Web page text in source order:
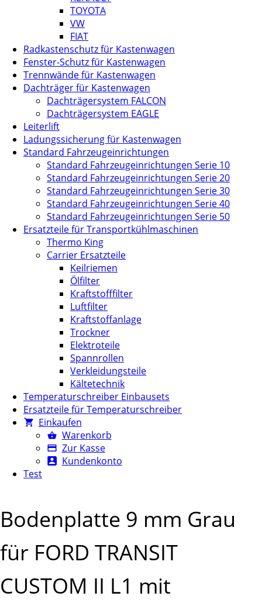
TOYOTA
VW
FIAT
Radkastenschutz für Kastenwagen
Fenster-Schutz für Kastenwagen
Trennwände für Kastenwagen
Dachträger für Kastenwagen
Dachträgersystem FALCON
Dachträgersystem EAGLE
Leiterlift
Ladungssicherung für Kastenwagen
Standard Fahrzeugeinrichtungen
Standard Fahrzeugeinrichtungen Serie 10
Standard Fahrzeugeinrichtungen Serie 20
Standard Fahrzeugeinrichtungen Serie 30
Standard Fahrzeugeinrichtungen Serie 40
Standard Fahrzeugeinrichtungen Serie 50
Ersatzteile für Transportkühlmaschinen
Thermo King
Carrier Ersatzteile
Keilriemen
Ölfilter
Kraftstofffilter
Luftfilter
Kraftstoffanlage
Trockner
Elektroteile
Spannrollen
Verkleidungsteile
Kältetechnik
Temperaturschreiber Einbausets
Ersatzteile für Temperaturschreiber
Einkaufen
Warenkorb
Zur Kasse
Kundenkonto
Test
Bodenplatte 9 mm Grau
für FORD TRANSIT
CUSTOM II L1 mit